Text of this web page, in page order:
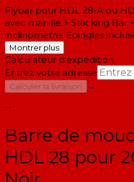
Flybar pour HDL 28-A ou
avec manille + Stacking
inclinomètre. Épingles
Montrer plus
Calculateur d'expédition
Entrez votre adresse
Calculer la livraison
→
--
Barre de
HDL 28 pour